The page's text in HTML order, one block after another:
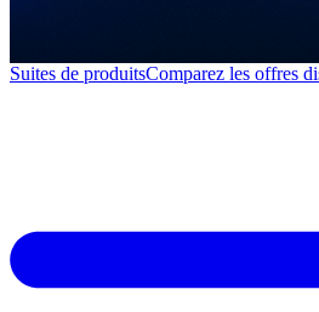
Suites de produitsComparez les offres